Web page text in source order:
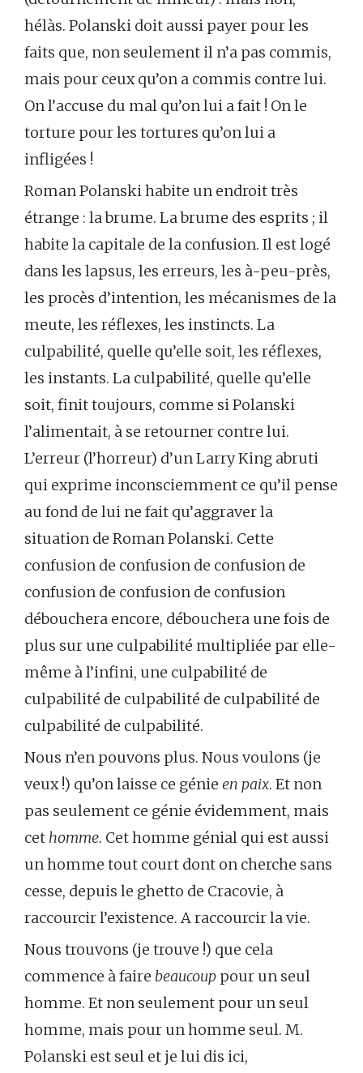
hélàs. Polanski doit aussi payer pour les
faits que, non seulement il n’a pas commis,
mais pour ceux qu’on a commis contre lui.
On l’accuse du mal qu’on lui a fait ! On le
torture pour les tortures qu’on lui a
infligées !
Roman Polanski habite un endroit très
étrange : la brume. La brume des esprits ; il
habite la capitale de la confusion. Il est logé
dans les lapsus, les erreurs, les à-peu-près,
les procès d’intention, les mécanismes de la
meute, les réflexes, les instincts. La
culpabilité, quelle qu’elle soit, les réflexes,
les instants. La culpabilité, quelle qu’elle
soit, finit toujours, comme si Polanski
l’alimentait, à se retourner contre lui.
L’erreur (l’horreur) d’un Larry King abruti
qui exprime inconsciemment ce qu’il pense
au fond de lui ne fait qu’aggraver la
situation de Roman Polanski. Cette
confusion de confusion de confusion de
confusion de confusion de confusion
débouchera encore, débouchera une fois de
plus sur une culpabilité multipliée par elle-
même à l’infini, une culpabilité de
culpabilité de culpabilité de culpabilité de
culpabilité de culpabilité.
Nous n’en pouvons plus. Nous voulons (je
veux !) qu’on laisse ce génie en paix. Et non
pas seulement ce génie évidemment, mais
cet homme. Cet homme génial qui est aussi
un homme tout court dont on cherche sans
cesse, depuis le ghetto de Cracovie, à
raccourcir l’existence. A raccourcir la vie.
Nous trouvons (je trouve !) que cela
commence à faire beaucoup pour un seul
homme. Et non seulement pour un seul
homme, mais pour un homme seul. M.
Polanski est seul et je lui dis ici,